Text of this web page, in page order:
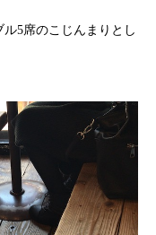
5席のこじんまりとし